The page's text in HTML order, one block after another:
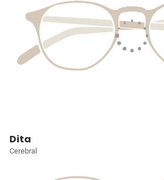
Dita
Cerebral